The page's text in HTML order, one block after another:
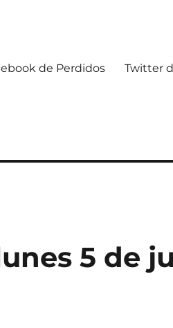
de Perdidos Twitter
5 de